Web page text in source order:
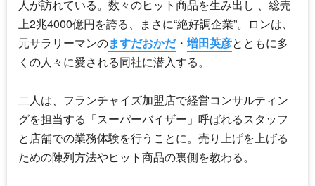
人が訪れている。数々のヒット商品を生み出し 、総売
上2兆4000億円を誇る、まさに“絶好調企業”。ロンは、
元サラリーマンのますだおかだ・ 増田英彦とともに多
くの人々に愛される同社に潜入する。
二人は、フランチャイズ加盟店で経営コンサルティン
グを担当する「スーパーバイザー」呼ばれるスタッフ
と店舗での業務体験を行うことに。売り上げを上げる
ための陳列方法やヒット商品の裏側を教わる。